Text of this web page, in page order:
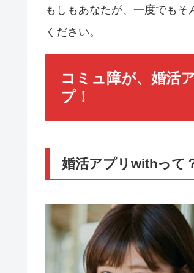
もしもあなたが、一度でも
ください。
コミュ障が、婚活
プ！
婚活アプリwithって